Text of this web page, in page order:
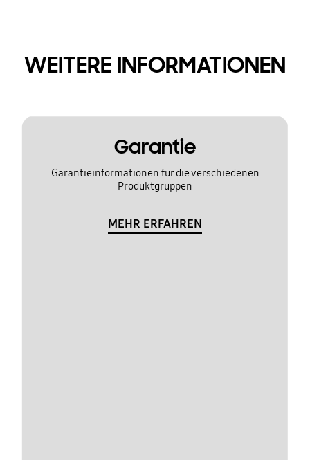
WEITERE INFORMATIONEN
Garantie
Garantieinformationen für die verschiedenen
Produktgruppen
MEHR ERFAHREN